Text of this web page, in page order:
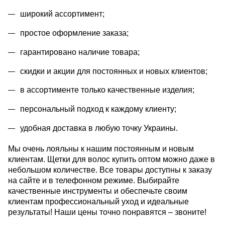
широкий ассортимент;
простое оформление заказа;
гарантировано наличие товара;
скидки и акции для постоянных и новых клиентов;
в ассортименте только качественные изделия;
персональный подход к каждому клиенту;
удобная доставка в любую точку Украины.
Мы очень лояльны к нашим постоянным и новым
клиентам. Щетки для волос купить оптом можно даже в
небольшом количестве. Все товары доступны к заказу
на сайте и в телефонном режиме. Выбирайте
качественные инструменты и обеспечьте своим
клиентам профессиональный уход и идеальные
результаты! Наши цены точно понравятся – звоните!